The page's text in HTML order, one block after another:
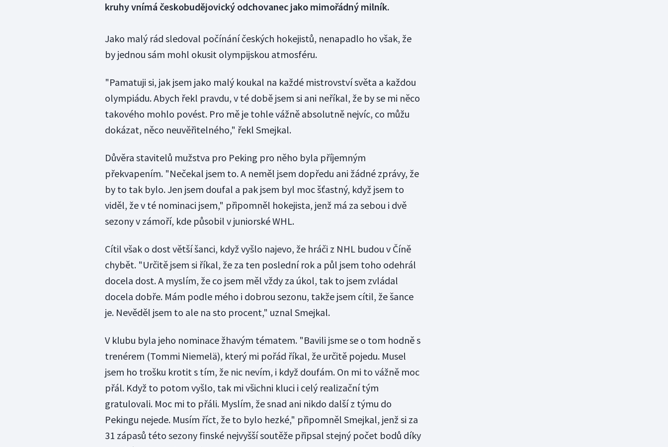
kruhy vnímá českobudějovický odchovanec jako mimořádný milník.
Jako malý rád sledoval počínání českých hokejistů, nenapadlo ho však, že
by jednou sám mohl okusit olympijskou atmosféru.
"Pamatuji si, jak jsem jako malý koukal na každé mistrovství světa a každou
olympiádu. Abych řekl pravdu, v té době jsem si ani neříkal, že by se mi něco
takového mohlo povést. Pro mě je tohle vážně absolutně nejvíc, co můžu
dokázat, něco neuvěřitelného," řekl Smejkal.
Důvěra stavitelů mužstva pro Peking pro něho byla příjemným
překvapením. "Nečekal jsem to. A neměl jsem dopředu ani žádné zprávy, že
by to tak bylo. Jen jsem doufal a pak jsem byl moc šťastný, když jsem to
viděl, že v té nominaci jsem," připomněl hokejista, jenž má za sebou i dvě
sezony v zámoří, kde působil v juniorské WHL.
Cítil však o dost větší šanci, když vyšlo najevo, že hráči z NHL budou v Číně
chybět. "Určitě jsem si říkal, že za ten poslední rok a půl jsem toho odehrál
docela dost. A myslím, že co jsem měl vždy za úkol, tak to jsem zvládal
docela dobře. Mám podle mého i dobrou sezonu, takže jsem cítil, že šance
je. Nevěděl jsem to ale na sto procent," uznal Smejkal.
V klubu byla jeho nominace žhavým tématem. "Bavili jsme se o tom hodně s
trenérem (Tommi Niemelä), který mi pořád říkal, že určitě pojedu. Musel
jsem ho trošku krotit s tím, že nic nevím, i když doufám. On mi to vážně moc
přál. Když to potom vyšlo, tak mi všichni kluci i celý realizační tým
gratulovali. Moc mi to přáli. Myslím, že snad ani nikdo další z týmu do
Pekingu nejede. Musím říct, že to bylo hezké," připomněl Smejkal, jenž si za
31 zápasů této sezony finské nejvyšší soutěže připsal stejný počet bodů díky